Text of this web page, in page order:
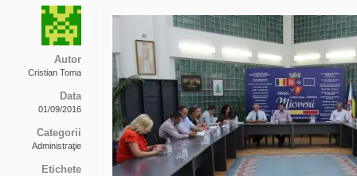
Autor
Cristian Toma
Data
01/09/2016
Categorii
Administraţie
Etichete